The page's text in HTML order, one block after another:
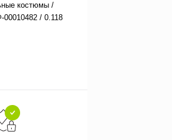
костюмы /
/ 0.118